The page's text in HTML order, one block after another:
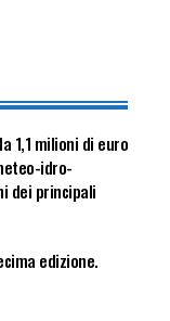
1,1 milioni di euro
idro-
dei principali
edizione.